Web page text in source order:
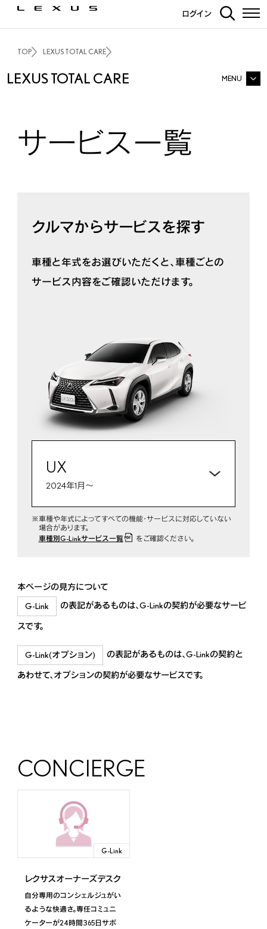
ログイン
TOP LEXUS TOTAL CARE
LEXUSTOTAL CARE MENU
サービス一覧
サービス一覧
クルマからサービスを探す
車種と年式をお選びいただくと、車種ごとの
サービス内容をご確認いただけます。
UX
2024年1月～
LX
GX
2025年4月～
GX
2024年6月～2025年3月
2019年8月～2022年10月
RX450h+
2022年11月～
RZ
NX
2021年10月～ ※14インチディスプレイ搭載車
車種や年式によってすべての機能・サービスに対応していない
場合があります。
車種別G-Linkサービス一覧
をご確認ください。
本ページの見方について
G-Link
の表記があるものは、G-Linkの契約が必要なサービ
スです。
G-Link(オプション)
の表記があるものは、G-Linkの契約と
あわせて、オプションの契約が必要なサービスです。
CONCIERGE
G-Link
レクサスオーナーズデスク
自分専用のコンシェルジュがい
るような快適さ。専任コミュニ
ケーターが24時間365日サポ